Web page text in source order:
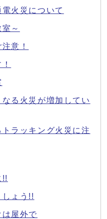
火災について
～
意！
る火災が増加してい
ラッキング火災に注
!!
ょう!!
屋外で